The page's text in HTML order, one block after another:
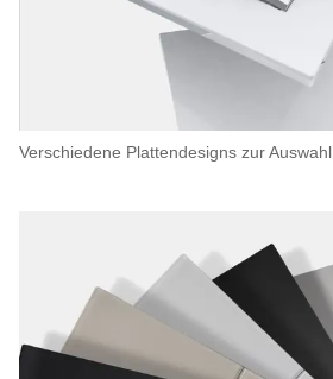
Verschiedene Plattendesigns zur Auswahl